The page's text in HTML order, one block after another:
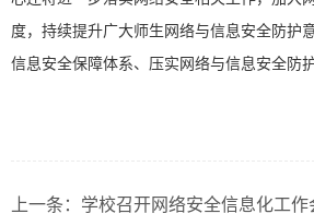
度，持续提升广大师生 网络与信息安全防护
信息安全保障体系、压实网络与信息安全防护
上一条： 学校召开网络安全信息化工作